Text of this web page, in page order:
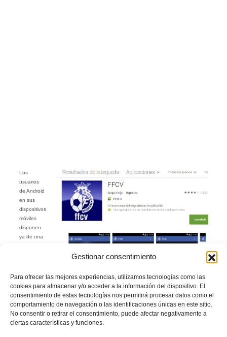
Gestionar consentimiento
Para ofrecer las mejores experiencias, utilizamos tecnologías como las
cookies para almacenar y/o acceder a la información del dispositivo. El
consentimiento de estas tecnologías nos permitirá procesar datos como el
comportamiento de navegación o las identificaciones únicas en este sitio.
No consentir o retirar el consentimiento, puede afectar negativamente a
ciertas características y funciones.
Los
usuarios
de Android
en sus
dispositivos
móviles
disponen
ya de una
actualización de la ‘app’ de FFCV con todo el fútbol y fútbol sala regionales en
la versión 1.7.1, que incluye la posibilidad de eliminar la publicidad a la hora de